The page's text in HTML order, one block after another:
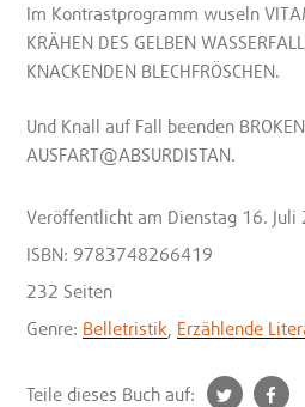
Im Kontrastprogramm wuseln
KRÄHEN DES GELBEN
KNACKENDEN BLECHFRÖSCHEN.
Und Knall auf Fall beenden
AUSFART@ABSURDISTAN.
Veröffentlicht am Dienstag 16. Juli
ISBN: 9783748266419
232 Seiten
Genre: Belletristik Erzählende
Teile dieses Buch auf:
t